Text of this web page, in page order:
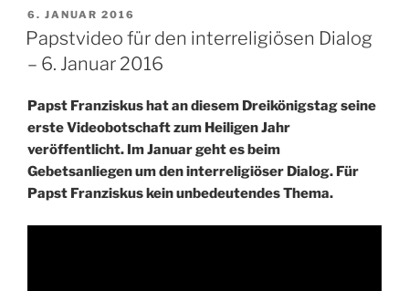
……
Heilige
Orte
VERÖFFENTLICHT
AM
6. JANUAR 2016
Papstvideo für den interreligiösen Dialog
– 6. Januar 2016
Papst Franziskus hat an diesem Dreikönigstag seine
erste Videobotschaft zum Heiligen Jahr
veröffentlicht. Im Januar geht es beim
Gebetsanliegen um den interreligiöser Dialog. Für
Papst Franziskus kein unbedeutendes Thema.